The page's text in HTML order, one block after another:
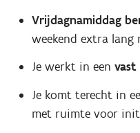
Vrijdagnamiddag
weekend extra lang
Je werkt in een vast
Je komt terecht in
met ruimte voor